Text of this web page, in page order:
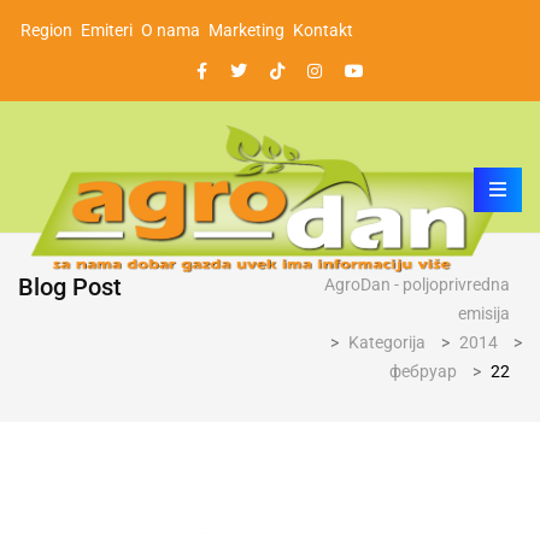
Region Emiteri O nama Marketing Kontakt
Blog Post
AgroDan - poljoprivredna
emisija
> Kategorija > 2014
>
фебруар
> 22